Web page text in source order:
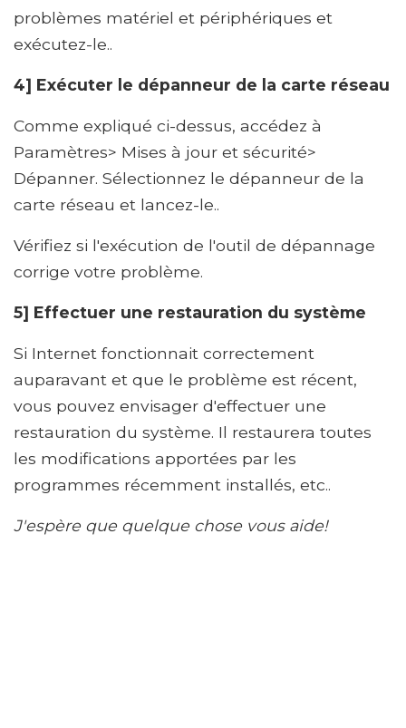
problèmes matériel et périphériques et
exécutez-le..
4] Exécuter le dépanneur de la carte réseau
Comme expliqué ci-dessus, accédez à
Paramètres> Mises à jour et sécurité>
Dépanner. Sélectionnez le dépanneur de la
carte réseau et lancez-le..
Vérifiez si l'exécution de l'outil de dépannage
corrige votre problème.
5] Effectuer une restauration du système
Si Internet fonctionnait correctement
auparavant et que le problème est récent,
vous pouvez envisager d'effectuer une
restauration du système. Il restaurera toutes
les modifications apportées par les
programmes récemment installés, etc..
J'espère que quelque chose vous aide!